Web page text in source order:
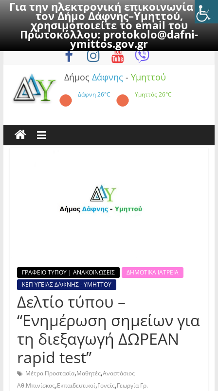
Για την ηλεκτρονική επικοινωνία με
τον Δήμο Δάφνης–Υμηττού,
χρησιμοποιείτε το email του
Πρωτοκόλλου:protokolo@dafni-
ymittos.gov.gr
to
Πέμπτη, 6 Αυγούστου 2026
Δήμος Δάφνης - Υμηττού
Δάφνη26°C Υμηττός26°C
ΓΡΑΦΕΙΟ ΤΥΠΟΥ | ΑΝΑΚΟΙΝΩΣΕΙΣ
ΔΗΜΟΤΙΚΑ ΙΑΤΡΕΙΑ
ΚΕΠ ΥΓΕΙΑΣ ΔΑΦΝΗΣ - ΥΜΗΤΤΟΥ
Δελτίο τύπου –
“Ενημέρωση σημείων για
τη διεξαγωγή ΔΩΡΕΑΝ
rapid test”
Μέτρα Προστασία,Μαθητές,Αναστάσιος
Αθ.Μπινίσκος,Εκπαιδευτικοί,Γονείς,Γεωργία Γρ.